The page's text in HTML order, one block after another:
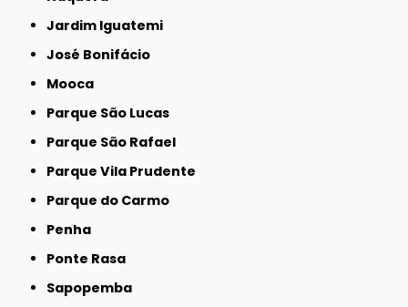
Jardim Iguatemi
José Bonifácio
Mooca
Parque São Lucas
Parque São Rafael
Parque Vila Prudente
Parque do Carmo
Penha
Ponte Rasa
Sapopemba